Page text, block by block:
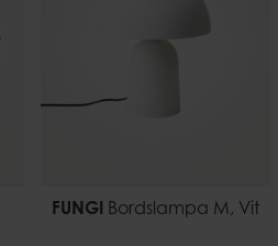
FUNGI Bordslampa M, Vit